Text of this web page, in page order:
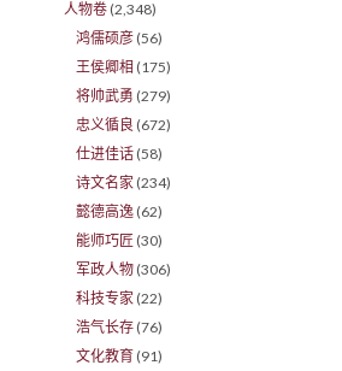
人物卷 (2,348)
鸿儒硕彦 (56)
王侯卿相 (175)
将帅武勇 (279)
忠义循良 (672)
仕进佳话 (58)
诗文名家 (234)
懿德高逸 (62)
能师巧匠 (30)
军政人物 (306)
科技专家 (22)
浩气长存 (76)
文化教育 (91)